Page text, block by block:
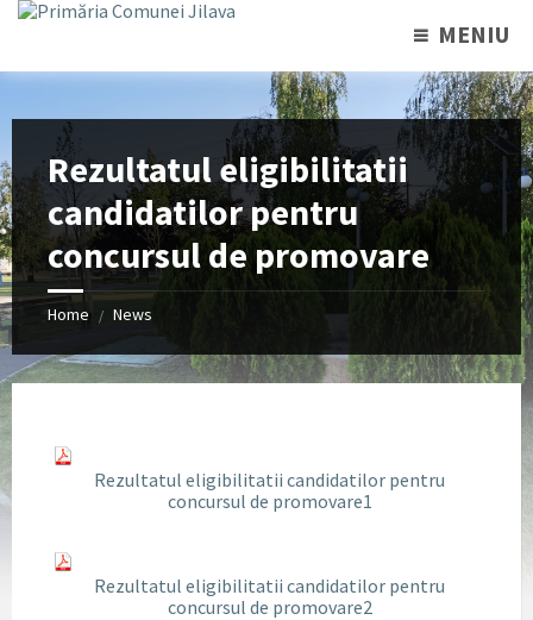
MENIU
Rezultatul eligibilitatii
candidatilor pentru
concursul de promovare
Home / News
Rezultatul eligibilitatii candidatilor pentru
concursul de promovare1
Rezultatul eligibilitatii candidatilor pentru
concursul de promovare2